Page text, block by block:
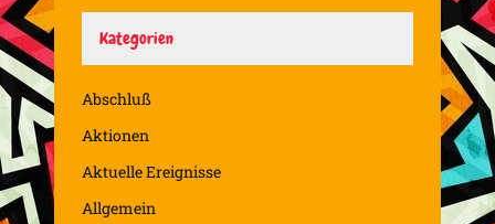
Kategorien
Abschluß
Aktionen
Aktuelle Ereignisse
Allgemein